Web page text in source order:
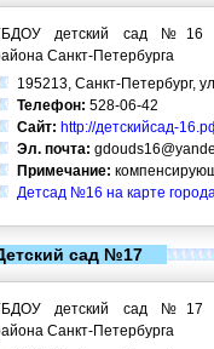
детский сад №16
Санкт-Петербурга
195213, Санкт-Петербург,
Телефон: 528-06-42
Сайт: http://детскийсад-
Эл. почта:
Примечание:
Детсад №16 на карте
сад №17
детский сад №17
Санкт-Петербурга